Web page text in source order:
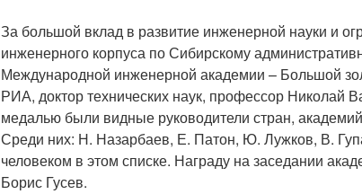
За большой вклад в развитие инженерной науки и
инженерного корпуса по Сибирскому
Международной инженерной академии – Большой
РИА, доктор технических наук, профессор Николай
медалью были видные руководители стран,
Среди них: Н. Назарбаев, Е. Патон, Ю. Лужков, В.
человеком в этом списке. Награду на заседании
Борис Гусев.